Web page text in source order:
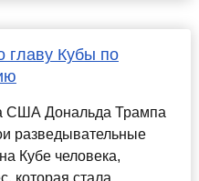
главу Кубы по
США Дональда Трампа
разведывательные
Кубе человека,